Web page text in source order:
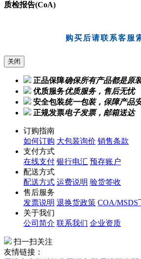
质检报告(CoA)
购买后请联系客服
关闭
正品保障确保所有产品都是原
优质服务优质服务，售后无忧
安全包装统一包装，保障产品
正规发票电子发票，邮箱送达
订购指南
如何订购 大包装询价 销售条款
支付方式
在线支付 银行电汇 预存账户
配送方式
配送方式 运费说明 验货签收
售后服务
发票说明 退换货政策 COA/MSDS
关于我们
公司简介 联系我们 企业资质
扫一扫关注
友情链接：